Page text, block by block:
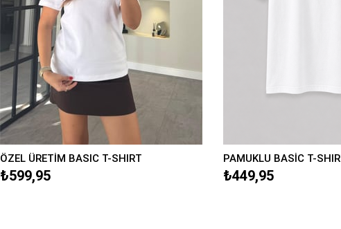
ÖZEL ÜRETİM BASIC T-SHIRT
₺599,95
PAMUKLU BASİC T-
₺449,95